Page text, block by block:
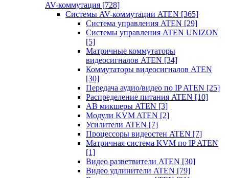
AV-коммутация [728]
Системы AV-коммутации ATEN [365]
Система управления ATEN [29]
Системы управления ATEN UNIZON
[5]
Матричные коммутаторы
видеосигналов ATEN [34]
Коммутаторы видеосигналов ATEN
[30]
Передача аудио/видео по IP ATEN [25]
Распределение питания ATEN [10]
АВ микшеры ATEN [3]
Модули KVM ATEN [2]
Усилители ATEN [7]
Процессоры видеостен ATEN [7]
Матричная система KVM по IP ATEN
[1]
Видео разветвители ATEN [30]
Видео удлинители ATEN [79]